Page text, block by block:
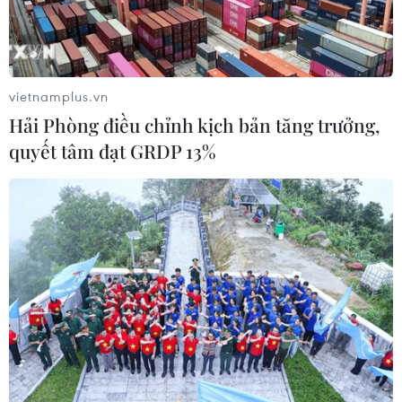
Iran đề xuất thành lập liên minh an
ninh giữa các nước Hồi giáo trong
khu vực
Iran ra điều kiện gì với Mỹ
trước khi mở lại Eo biển Hormuz?
03/08/2026 16:12
Iran tuyên bố chưa đạt đủ điều kiện
để mở lại eo biển Hormuz
03/08/2026 15:59
vietnamplus.vn
Hải Phòng điều chỉnh kịch bản tăng trưởng,
quyết tâm đạt GRDP 13%